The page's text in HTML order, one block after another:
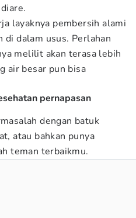
layaknya pembersih alami
di dalam usus. Perlahan
melilit akan terasa lebih
air besar pun bisa
pernapasan
dengan batuk
atau bahkan punya
teman terbaikmu.